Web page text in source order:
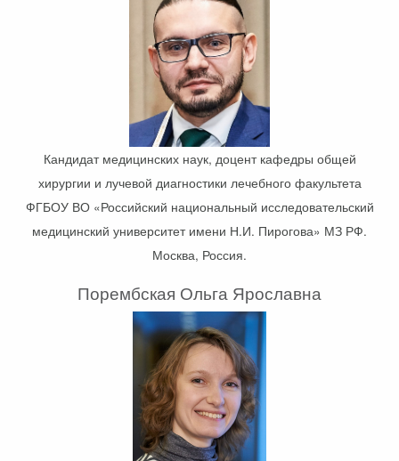
Кандидат медицинских наук, доцент кафедры общей
хирургии и лучевой диагностики лечебного факультета
ФГБОУ ВО «Российский национальный исследовательский
медицинский университет имени Н.И. Пирогова» МЗ РФ.
Москва, Россия.
Порембская Ольга Ярославна